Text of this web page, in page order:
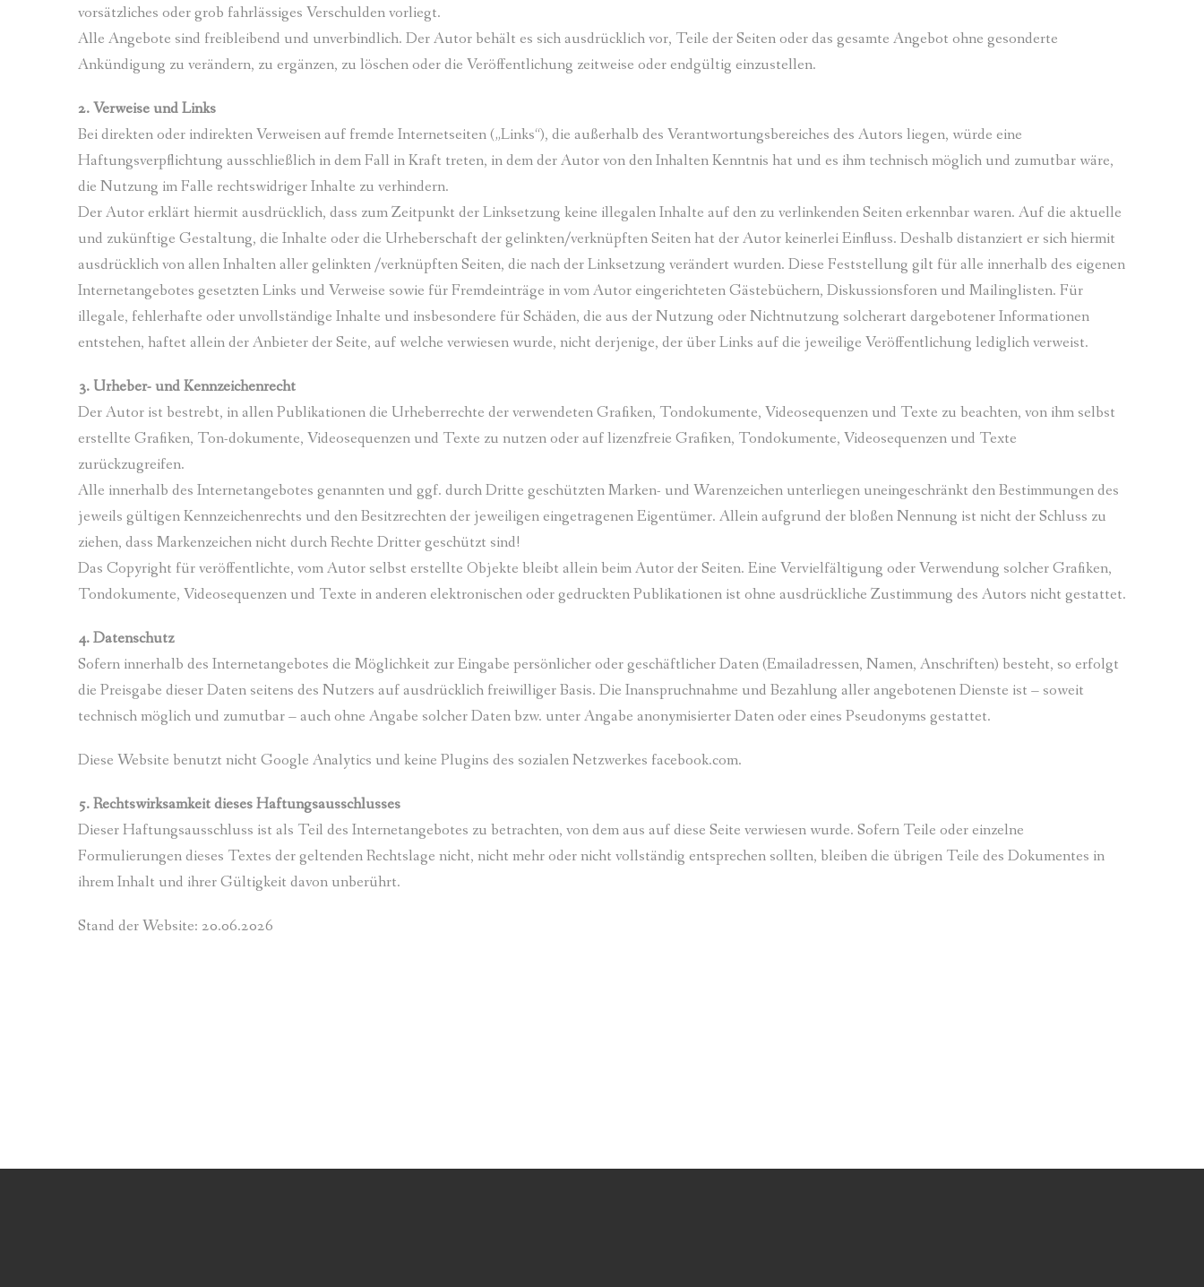
vorsätzliches oder grob fahrlässiges Verschulden vorliegt.
Alle Angebote sind freibleibend und unverbindlich. Der Autor behält es sich ausdrücklich vor, Teile der Seiten oder das gesamte Angebot ohne gesonderte
Ankündigung zu verändern, zu ergänzen, zu löschen oder die Veröffentlichung zeitweise oder endgültig einzustellen.
2. Verweise und Links
Bei direkten oder indirekten Verweisen auf fremde Internetseiten („Links“), die außerhalb des Verantwortungsbereiches des Autors liegen, würde eine
Haftungsverpflichtung ausschließlich in dem Fall in Kraft treten, in dem der Autor von den Inhalten Kenntnis hat und es ihm technisch möglich und zumutbar wäre,
die Nutzung im Falle rechtswidriger Inhalte zu verhindern.
Der Autor erklärt hiermit ausdrücklich, dass zum Zeitpunkt der Linksetzung keine illegalen Inhalte auf den zu verlinkenden Seiten erkennbar waren. Auf die aktuelle
und zukünftige Gestaltung, die Inhalte oder die Urheberschaft der gelinkten/verknüpften Seiten hat der Autor keinerlei Einfluss. Deshalb distanziert er sich hiermit
ausdrücklich von allen Inhalten aller gelinkten /verknüpften Seiten, die nach der Linksetzung verändert wurden. Diese Feststellung gilt für alle innerhalb des eigenen
Internetangebotes gesetzten Links und Verweise sowie für Fremdeinträge in vom Autor eingerichteten Gästebüchern, Diskussionsforen und Mailinglisten. Für
illegale, fehlerhafte oder unvollständige Inhalte und insbesondere für Schäden, die aus der Nutzung oder Nichtnutzung solcherart dargebotener Informationen
entstehen, haftet allein der Anbieter der Seite, auf welche verwiesen wurde, nicht derjenige, der über Links auf die jeweilige Veröffentlichung lediglich verweist.
3. Urheber- und Kennzeichenrecht
Der Autor ist bestrebt, in allen Publikationen die Urheberrechte der verwendeten Grafiken, Tondokumente, Videosequenzen und Texte zu beachten, von ihm selbst
erstellte Grafiken, Ton-dokumente, Videosequenzen und Texte zu nutzen oder auf lizenzfreie Grafiken, Tondokumente, Videosequenzen und Texte
zurückzugreifen.
Alle innerhalb des Internetangebotes genannten und ggf. durch Dritte geschützten Marken- und Warenzeichen unterliegen uneingeschränkt den Bestimmungen des
jeweils gültigen Kennzeichenrechts und den Besitzrechten der jeweiligen eingetragenen Eigentümer. Allein aufgrund der bloßen Nennung ist nicht der Schluss zu
ziehen, dass Markenzeichen nicht durch Rechte Dritter geschützt sind!
Das Copyright für veröffentlichte, vom Autor selbst erstellte Objekte bleibt allein beim Autor der Seiten. Eine Vervielfältigung oder Verwendung solcher Grafiken,
Tondokumente, Videosequenzen und Texte in anderen elektronischen oder gedruckten Publikationen ist ohne ausdrückliche Zustimmung des Autors nicht gestattet.
4. Datenschutz
Sofern innerhalb des Internetangebotes die Möglichkeit zur Eingabe persönlicher oder geschäftlicher Daten (Emailadressen, Namen, Anschriften) besteht, so erfolgt
die Preisgabe dieser Daten seitens des Nutzers auf ausdrücklich freiwilliger Basis. Die Inanspruchnahme und Bezahlung aller angebotenen Dienste ist – soweit
technisch möglich und zumutbar – auch ohne Angabe solcher Daten bzw. unter Angabe anonymisierter Daten oder eines Pseudonyms gestattet.
Diese Website benutzt nicht Google Analytics und keine Plugins des sozialen Netzwerkes facebook.com.
5. Rechtswirksamkeit dieses Haftungsausschlusses
Dieser Haftungsausschluss ist als Teil des Internetangebotes zu betrachten, von dem aus auf diese Seite verwiesen wurde. Sofern Teile oder einzelne
Formulierungen dieses Textes der geltenden Rechtslage nicht, nicht mehr oder nicht vollständig entsprechen sollten, bleiben die übrigen Teile des Dokumentes in
ihrem Inhalt und ihrer Gültigkeit davon unberührt.
Stand der Website: 20.06.2026